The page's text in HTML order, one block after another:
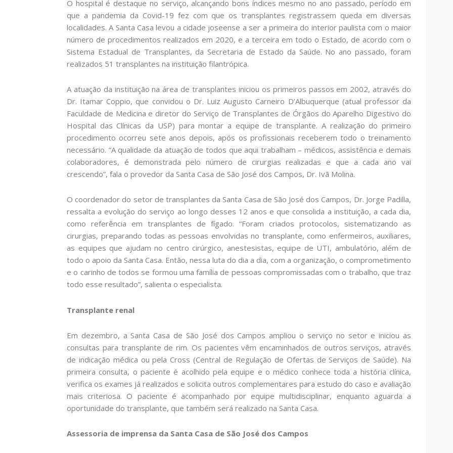
O hospital é destaque no serviço, alcançando bons índices mesmo no ano passado, período em
que a pandemia da Covid-19 fez com que os transplantes registrassem queda em diversas
localidades. A Santa Casa levou a cidade joseense a ser a primeira do interior paulista com o maior
número de procedimentos realizados em 2020, e a terceira em todo o Estado, de acordo com o
Sistema Estadual de Transplantes, da Secretaria de Estado da Saúde. No ano passado, foram
realizados 51 transplantes na instituição filantrópica.
A atuação da instituição na área de transplantes iniciou os primeiros passos em 2002, através do
Dr. Itamar Coppio, que convidou o Dr. Luiz Augusto Carneiro D’Albuquerque (atual professor da
Faculdade de Medicina e diretor do Serviço de Transplantes de Órgãos do Aparelho Digestivo do
Hospital das Clínicas da USP) para montar a equipe de transplante. A realização do primeiro
procedimento ocorreu sete anos depois, após os profissionais receberem todo o treinamento
necessário. “A qualidade da atuação de todos que aqui trabalham – médicos, assistência e demais
colaboradores, é demonstrada pelo número de cirurgias realizadas e que a cada ano vai
crescendo”, fala o provedor da Santa Casa de São José dos Campos, Dr. Ivã Molina.
O coordenador do setor de transplantes da Santa Casa de São José dos Campos, Dr. Jorge Padilla,
ressalta a evolução do serviço ao longo desses 12 anos e que consolida a instituição, a cada dia,
como referência em transplantes de fígado. “Foram criados protocolos, sistematizando as
cirurgias, preparando todas as pessoas envolvidas no transplante, como enfermeiros, auxiliares,
as equipes que ajudam no centro cirúrgico, anestesistas, equipe de UTI, ambulatório, além de
todo o apoio da Santa Casa. Então, nessa luta do dia a dia, com a organização, o comprometimento
e o carinho de todos se formou uma família de pessoas compromissadas com o trabalho, que traz
todo esse resultado”, salienta o especialista.
Transplante renal
Em dezembro, a Santa Casa de São José dos Campos ampliou o serviço no setor e iniciou as
consultas para transplante de rim. Os pacientes vêm encaminhados de outros serviços, através
de indicação médica ou pela Cross (Central de Regulação de Ofertas de Serviços de Saúde). Na
primeira consulta, o paciente é acolhido pela equipe e o médico conhece toda a história clínica,
verifica os exames já realizados e solicita outros complementares para estudo do caso e avaliação
mais criteriosa. O paciente é acompanhado por equipe multidisciplinar, enquanto aguarda a
oportunidade do transplante, que também será realizado na Santa Casa.
Assessoria de imprensa da Santa Casa de São José dos Campos